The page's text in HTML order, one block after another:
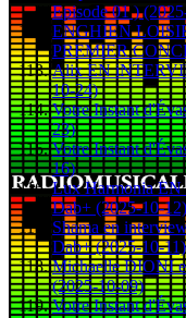
Episode 01 )
ENGHIEN
PREMIER
Alix EN
10-24)
Votre Instant
23)
Votre Instant
16)
Lux Harmonia
Dab+ (2025-10-12)
Shama en
Dab+ (2025-10-11)
Michaelle DIONI
(2025-10-09)
Votre Instant